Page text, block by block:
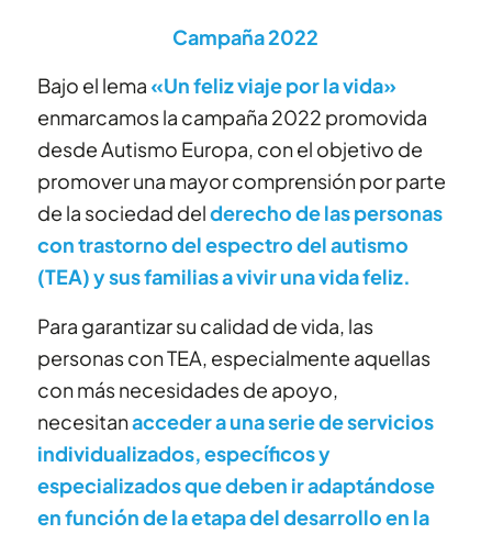
Campaña 2022
Bajo el lema «Un feliz viaje por la vida»
enmarcamos la campaña 2022 promovida
desde Autismo Europa, con el objetivo de
promover una mayor comprensión por parte
de la sociedad delderecho de las personas
con trastorno del espectro del autismo
(TEA) y sus familias a vivir una vida feliz.
Para garantizar su calidad de vida, las
personas con TEA, especialmente aquellas
con más necesidades de apoyo,
necesitanacceder a una serie de servicios
individualizados, específicos y
especializados que deben ir adaptándose
en función de la etapa del desarrollo en la